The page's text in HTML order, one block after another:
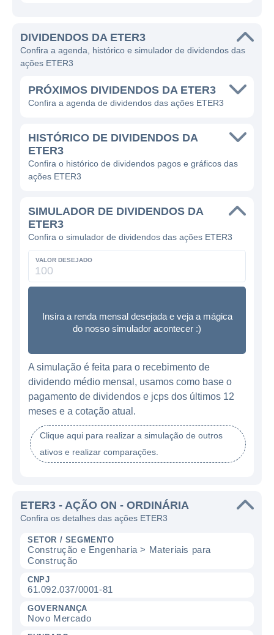
DIVIDENDOS DA ETER3
Confira a agenda, histórico e simulador de dividendos das
ações ETER3
PRÓXIMOS DIVIDENDOS DA ETER3
Confira a agenda de dividendos das ações ETER3
HISTÓRICO DE DIVIDENDOS DA
ETER3
Confira o histórico de dividendos pagos e gráficos das
ações ETER3
SIMULADOR DE DIVIDENDOS DA
ETER3
Confira o simulador de dividendos das ações ETER3
VALOR DESEJADO
Insira a renda mensal desejada e veja a mágica
do nosso simulador acontecer :)
A simulação é feita para o recebimento de
dividendo médio mensal, usamos como base o
pagamento de dividendos e jcps dos últimos 12
meses e a cotação atual.
Clique aqui para realizar a simulação de outros
ativos e realizar comparações.
ETER3 - AÇÃO ON - ORDINÁRIA
Confira os detalhes das ações ETER3
SETOR / SEGMENTO
Construção e Engenharia > Materiais para
Construção
CNPJ
61.092.037/0001-81
GOVERNANÇA
Novo Mercado